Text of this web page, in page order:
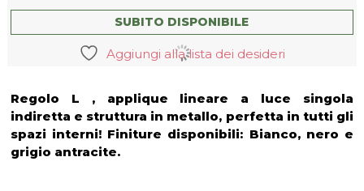
320
SUBITO DISPONIBILE
Aggiungi alla lista dei desideri
Regolo L , applique lineare a luce singola
indiretta e struttura in metallo, perfetta in tutti gli
spazi interni! Finiture disponibili: Bianco, nero e
grigio antracite.